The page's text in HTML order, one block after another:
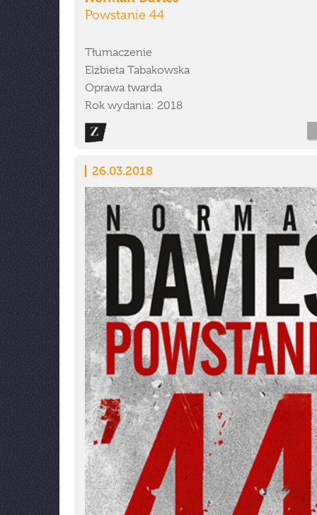
Powstanie 44
Tłumaczenie
Elżbieta Tabakowska
Oprawa twarda
Rok wydania: 2018
26.03.2018